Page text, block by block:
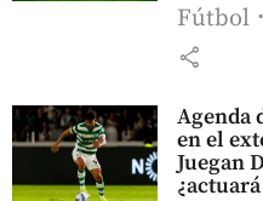
Fútbol
share
Agenda
en el
Juegan
¿actuará